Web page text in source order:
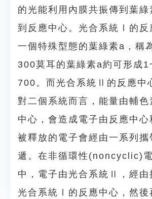
的光能利用內膜共振傳到葉
到反應中心。光合系統Ⅰ的反
一個特殊型態的葉綠素a，稱
300莫耳的葉綠素a約可形成
700。而光合系統Ⅱ的反應中
對二個系統而言，能量由輔色
中心，會造成電子由反應中心
被釋放的電子會經由一系列攜
遞。在非循環性(noncyclic)
中，電子由光合系統Ⅱ，經由
光合系統Ⅰ的反應中心，然後